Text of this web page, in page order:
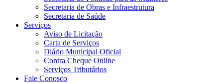
Secretaria de Obras e Infraestrutura
Secretaria de Saúde
Serviços
Aviso de Licitação
Carta de Serviços
Diário Municipal Oficial
Contra Cheque Online
Serviços Tributários
Fale Conosco